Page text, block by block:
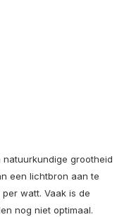
grootheid
een lichtbron aan te
watt. Vaak is de
nog niet optimaal.